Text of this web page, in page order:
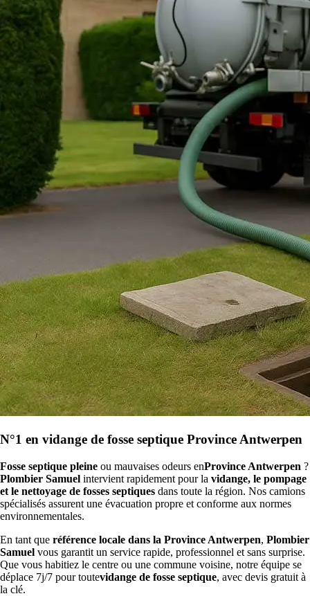
N°1 en vidange de fosse septique Province Antwerpen
Fosse septique pleine ou mauvaises odeurs enProvince Antwerpen ?
Plombier Samuel intervient rapidement pour la vidange, le pompage
et le nettoyage de fosses septiques dans toute la région. Nos camions
spécialisés assurent une évacuation propre et conforme aux normes
environnementales.
En tant que référence locale dans la Province Antwerpen, Plombier
Samuel vous garantit un service rapide, professionnel et sans surprise.
Que vous habitiez le centre ou une commune voisine, notre équipe se
déplace 7j/7 pour toutevidange de fosse septique, avec devis gratuit à
la clé.